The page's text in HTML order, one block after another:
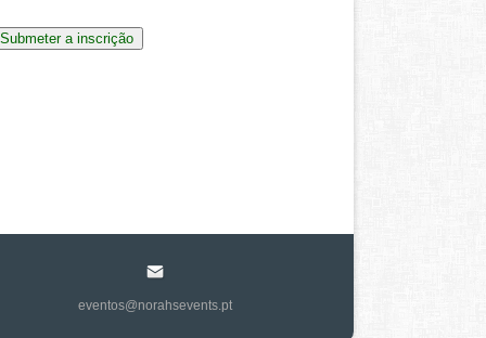
eventos@norahsevents.pt